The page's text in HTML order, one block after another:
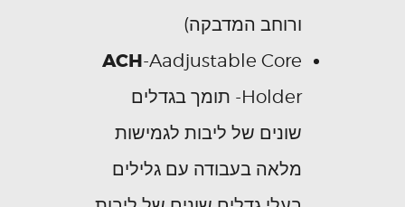
ורוחב המדבקה)
ACH-Aadjustable Core
Holder- תומך בגדלים
שונים של ליבות לגמישות
מלאה בעבודה עם גלילים